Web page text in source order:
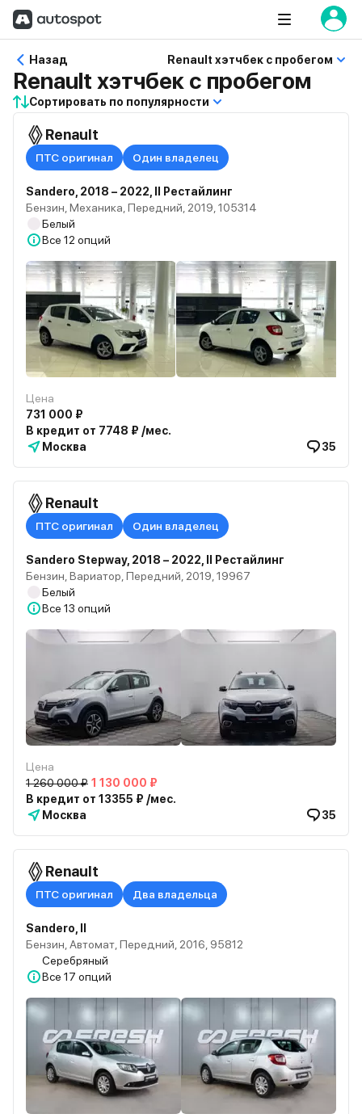
Назад Renault хэтчбек с пробегом
Renault хэтчбек с пробегом
Сортировать по популярности
Renault
ПТС оригинал Один владелец
Sandero, 2018 – 2022, II Рестайлинг
Бензин, Механика, Передний, 2019, 105314
Белый
Все 12 опций
Цена
731 000 ₽
В кредит от 7748 ₽ /мес.
Москва
35
Renault
ПТС оригинал Один владелец
Sandero Stepway, 2018 – 2022, II Рестайлинг
Бензин, Вариатор, Передний, 2019, 19967
Белый
Все 13 опций
Цена
1 260 000 ₽ 1 130 000 ₽
В кредит от 13355 ₽ /мес.
Москва
35
Renault
ПТС оригинал Два владельца
Sandero, II
Бензин, Автомат, Передний, 2016, 95812
Серебряный
Все 17 опций